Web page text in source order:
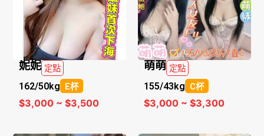
妮妮 定點
162/50kg E杯
$3,000 ~ $3,500
萌萌 定點
155/43kg C杯
$3,000 ~ $3,300